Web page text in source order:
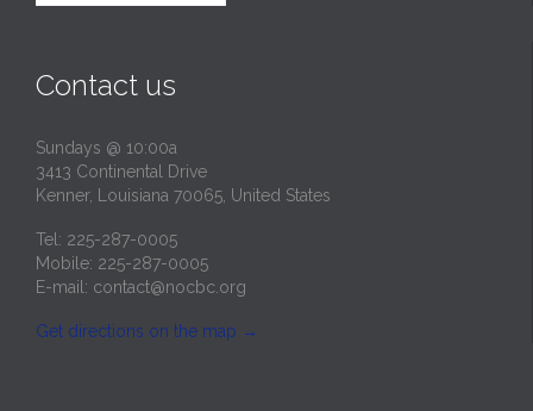
Contact us
Sundays @ 10:00a
3413 Continental Drive
Kenner, Louisiana 70065, United States
Tel: 225-287-0005
Mobile: 225-287-0005
E-mail: contact@nocbc.org
Get directions on the map →